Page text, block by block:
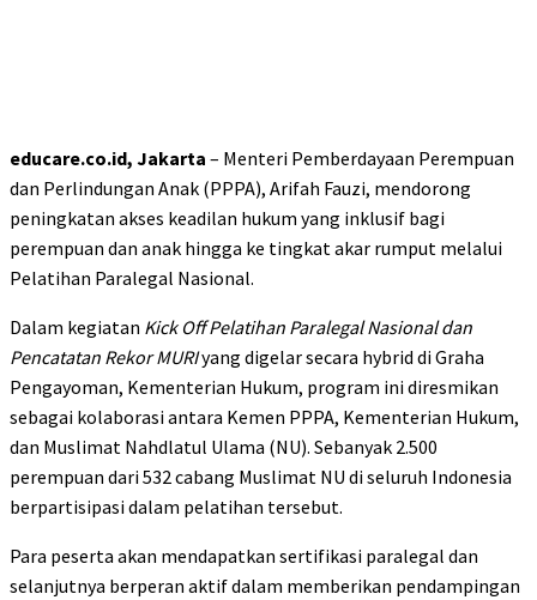
educare.co.id, Jakarta – Menteri Pemberdayaan Perempuan
dan Perlindungan Anak (PPPA), Arifah Fauzi, mendorong
peningkatan akses keadilan hukum yang inklusif bagi
perempuan dan anak hingga ke tingkat akar rumput melalui
Pelatihan Paralegal Nasional.
Dalam kegiatan Kick Off Pelatihan Paralegal Nasional dan
Pencatatan Rekor MURIyang digelar secara hybrid di Graha
Pengayoman, Kementerian Hukum, program ini diresmikan
sebagai kolaborasi antara Kemen PPPA, Kementerian Hukum,
dan Muslimat Nahdlatul Ulama (NU). Sebanyak 2.500
perempuan dari 532 cabang Muslimat NU di seluruh Indonesia
berpartisipasi dalam pelatihan tersebut.
Para peserta akan mendapatkan sertifikasi paralegal dan
selanjutnya berperan aktif dalam memberikan pendampingan